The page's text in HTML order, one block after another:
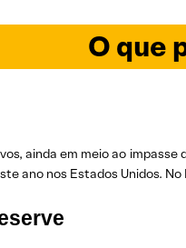
O que
ainda em meio ao impasse
ano nos Estados Unidos.